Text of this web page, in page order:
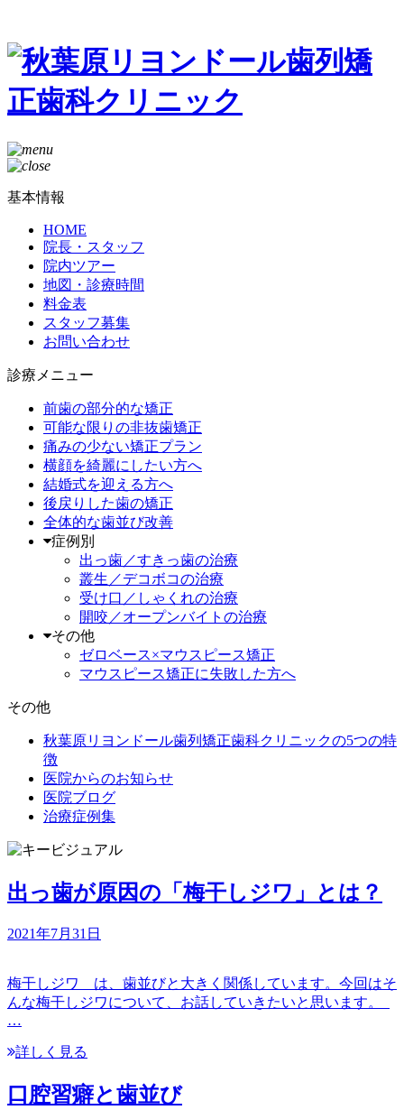
基本情報
HOME
院長・スタッフ
院内ツアー
地図・診療時間
料金表
スタッフ募集
お問い合わせ
診療メニュー
前歯の部分的な矯正
可能な限りの非抜歯矯正
痛みの少ない矯正プラン
横顔を綺麗にしたい方へ
結婚式を迎える方へ
後戻りした歯の矯正
全体的な歯並び改善
症例別
出っ歯／すきっ歯の治療
叢生／デコボコの治療
受け口／しゃくれの治療
開咬／オープンバイトの治療
その他
ゼロベース×マウスピース矯正
マウスピース矯正に失敗した方へ
その他
秋葉原リヨンドール歯列矯正歯科クリニックの5つの特
徴
医院からのお知らせ
医院ブログ
治療症例集
出っ歯が原因の「梅干しジワ」とは？
2021年7月31日
梅干しジワ は、歯並びと大きく関係しています。今回はそ
んな梅干しジワについて、お話していきたいと思います。
…
詳しく見る
口腔習癖と歯並び